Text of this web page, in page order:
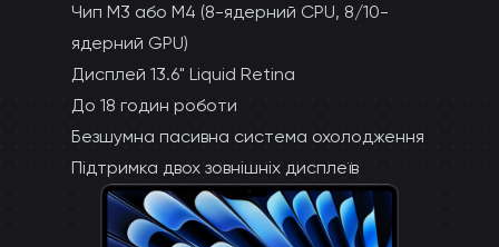
Чип M3 або M4 (8-ядерний CPU, 8/10-
ядерний GPU)
Дисплей 13.6" Liquid Retina
До 18 годин роботи
Безшумна пасивна система охолодження
Підтримка двох зовнішніх дисплеїв